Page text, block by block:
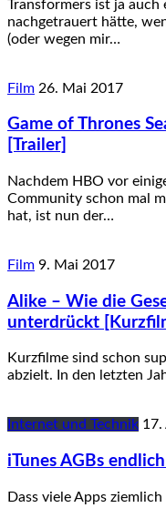
Transformers ist ja auch
nachgetrauert hätte,
(oder wegen mir…
Film 26. Mai 2017
Game of Thrones
[Trailer]
Nachdem HBO vor
Community schon mal
hat, ist nun der…
Film 9. Mai 2017
Alike – Wie die
unterdrückt
Kurzfilme sind schon
abzielt. In den letzten
Internet und Technik 17.
iTunes AGBs
Dass viele Apps